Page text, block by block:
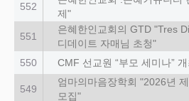
552
제"
551
은혜한인교회의 GTD "Tres
디데이트 자매님 초청"
550 CMF 선교원 “부모 세미나”
549
엄마의마음장학회 "2026년
모집"